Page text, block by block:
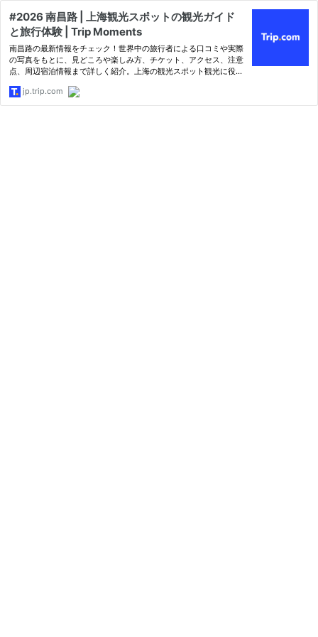
#2026 南昌路 | 上海観光スポットの観光ガイド
と旅行体験 | Trip Moments
南昌路の最新情報をチェック！世界中の旅行者による口コミや実際
の写真をもとに、見どころや楽しみ方、チケット、アクセス、注意
点、周辺宿泊情報まで詳しく紹介。上海の観光スポット観光に役立
jp.trip.com